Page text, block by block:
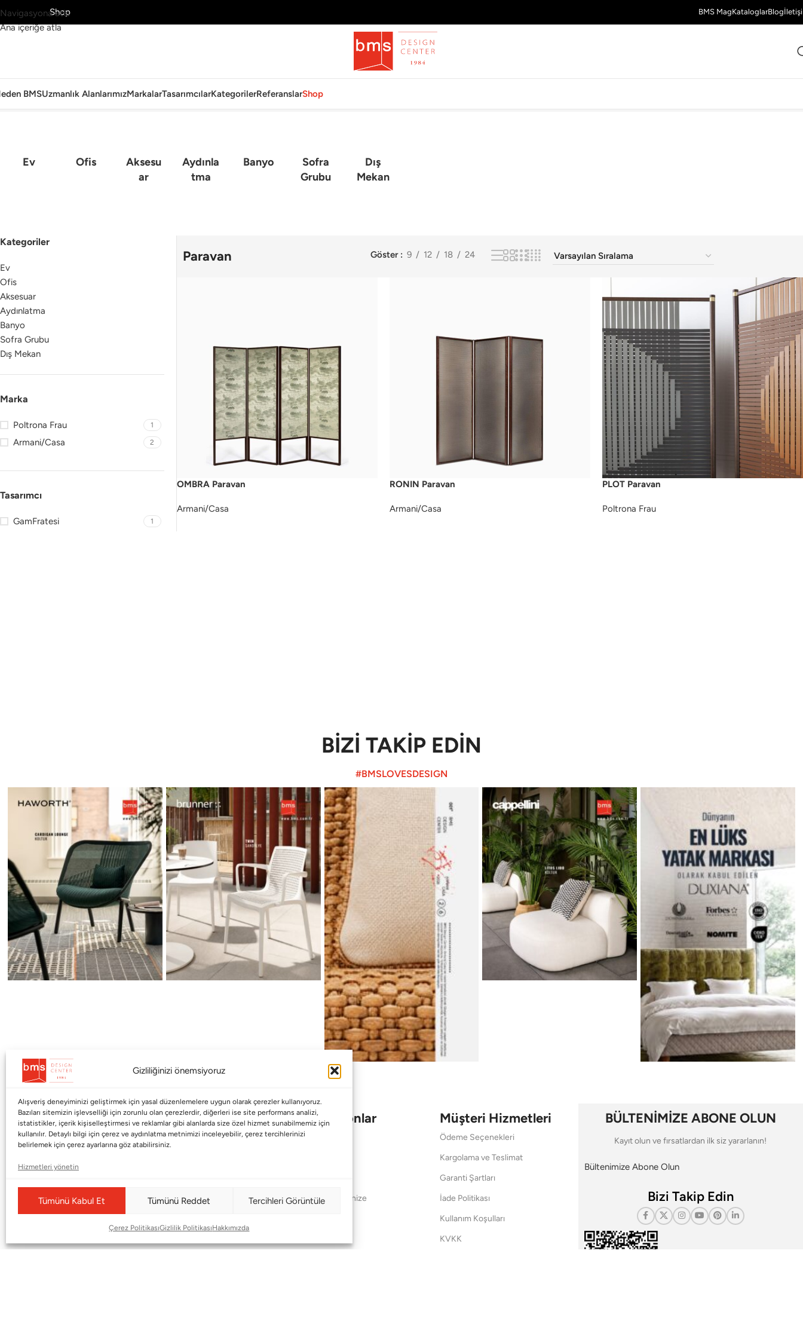
Gizliliğinizi önemsiyoruz
Alışveriş deneyiminizi geliştirmek için yasal düzenlemelere uygun olarak çerezler kullanıyoruz.
Bazıları sitemizin işlevselliği için zorunlu olan çerezlerdir, diğerleri ise site performans analizi,
istatistikler, içerik kişiselleştirmesi ve reklamlar gibi alanlarda size özel hizmet sunabilmemiz için
kullanılır. Detaylı bilgi için çerez ve aydınlatma metnimizi inceleyebilir, çerez tercihlerinizi
belirlemek için çerez ayarlarına göz atabilirsiniz.
Hizmetleri yönetin
Tümünü Kabul Et Tümünü Reddet Tercihleri Görüntüle
Çerez PolitikasıGizlilik PolitikasıHakkımızda
Navigasyona atla
Ana içeriğe atla
KeşfetShop BMS MagKataloglarBlog
BMSUzmanlık AlanlarımızMarkalarTasarımcılarKategorilerReferanslarShop
Ana Sayfa›Ev›Paravan
Ev Ofis
Aksesu
Ar
Aydınla
Tma
Banyo
Sofra
Grubu
Dış
Mekan
Kategoriler
Ev
Ofis
Aksesuar
Aydınlatma
Banyo
Sofra Grubu
Dış Mekan
Marka
Poltrona Frau 1
Armani/Casa 2
Tasarımcı
GamFratesi 1
Paravan Göster 9 12 18 24
OMBRA Paravan
Armani/Casa
RONIN Paravan
Armani/Casa
PLOT Paravan
Poltrona Frau
BİZİ TAKİP EDİN
#BMSLOVESDESIGN
Kurumsal
Shop
Markalar
Haworth
Baccarat
Koleksiyonlar
Babalar Günü
Saraylardan Evinize
Müşteri Hizmetleri
Ödeme Seçenekleri
Kargolama ve Teslimat
Garanti Şartları
İade Politikası
Kullanım Koşulları
KVKK
BÜLTENİMİZE ABONE OLUN
Kayıt olun ve fırsatlardan ilk siz yararlanın!
Bültenimize Abone Olun
Bizi Takip Edin